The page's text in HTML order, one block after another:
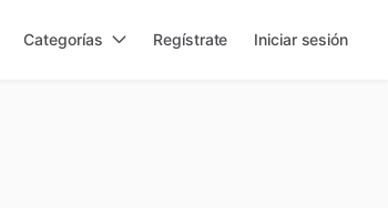
Categorías Regístrate Iniciar sesión